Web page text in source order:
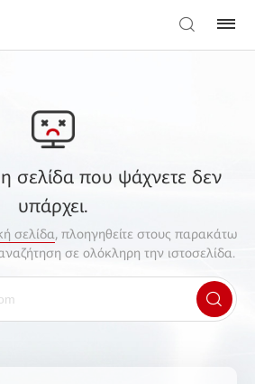
σελίδα που ψάχνετε δεν
υπάρχει.
σελίδα, πλοηγηθείτε στους παρακάτω
σε ολόκληρη την ιστοσελίδα.